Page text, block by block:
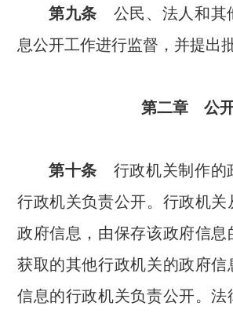
第九条 公民、法人和其
息公开工作进行监督，并提出
第二章 公
第十条 行政机关制作的
行政机关负责公开。行政机
政府信息，由保存该政府信
获取的其他行政机关的政府
信息的行政机关负责公开。